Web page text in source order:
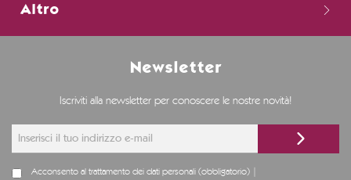
Altro
Newsletter
Iscriviti alla newsletter per conoscere le nostre novità!
Acconsento al trattamento dei dati personali (obbligatorio) |